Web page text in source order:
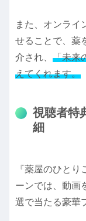
また、オンライ
せることで、薬
介され、 「未来
えてくれます。
視聴者特
細
『薬屋のひと
ーンでは、動画
選で当たる豪華